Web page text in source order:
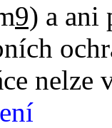
9) a ani